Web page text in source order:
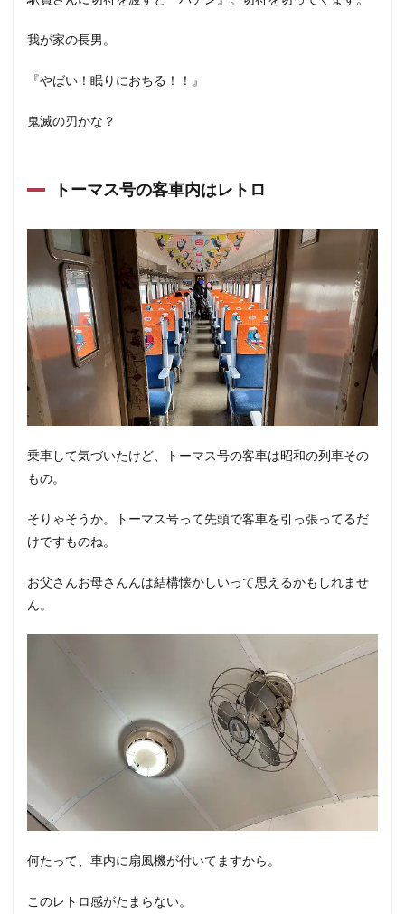
我が家の長男。
『やばい！眠りにおちる！！』
鬼滅の刃かな？
トーマス号の客車内はレトロ
乗車して気づいたけど、トーマス号の客車は昭和の列車その
もの。
そりゃそうか。トーマス号って先頭で客車を引っ張ってるだ
けですものね。
お父さんお母さんんは結構懐かしいって思えるかもしれませ
ん。
何たって、車内に扇風機が付いてますから。
このレトロ感がたまらない。